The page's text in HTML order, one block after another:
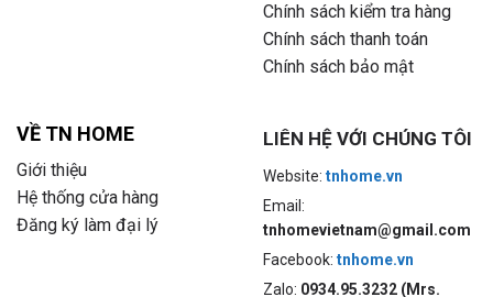
Chính sách kiểm tra hàng
Chính sách thanh toán
Chính sách bảo mật
VỀ TN HOME
Giới thiệu
Hệ thống cửa hàng
Đăng ký làm đại lý
LIÊN HỆ VỚI CHÚNG TÔI
Website: tnhome.vn
Email:
tnhomevietnam@gmail.com
Facebook: tnhome.vn
Zalo: 0934.95.3232 (Mrs.